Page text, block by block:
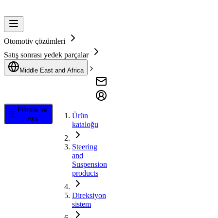
Otomotiv çözümleri
Satış sonrası yedek parçalar
Middle East and Africa
Filtrele ve
Ara
Ürün
kataloğu
Steering
and
Suspension
products
Direksiyon
sistem